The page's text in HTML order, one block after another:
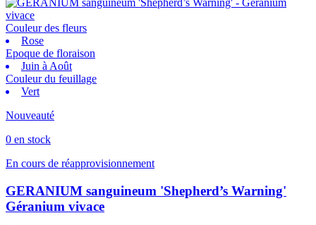
Couleur des fleurs
Rose
Epoque de floraison
Juin à Août
Couleur du feuillage
Vert
Nouveauté
0 en stock
En cours de réapprovisionnement
GERANIUM sanguineum 'Shepherd’s Warning'
Géranium vivace